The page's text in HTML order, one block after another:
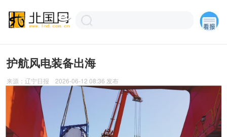
护航风电装备出海
来源：辽宁日报 2026-06-12 08:36 发布